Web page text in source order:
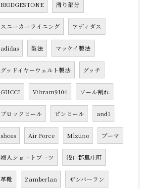
BRIDGESTONE 滑り部分
スニーカーライニング アディダス
adidas 製法 マッケイ製法
グッドイヤーウェルト製法 グッチ
GUCCI Vibram9104 ソール割れ
ブロックヒール ピンヒール and1
shoes Air Force Mizuno プーマ
婦人ショートブーツ 浅口郡里庄町
革靴 Zamberlan ザンバーラン